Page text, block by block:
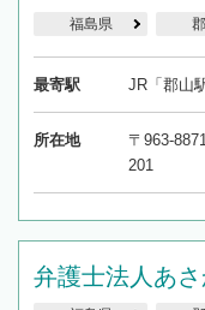
福島県
最寄駅 JR「郡山
所在地
〒963-
201
弁護士法人あ